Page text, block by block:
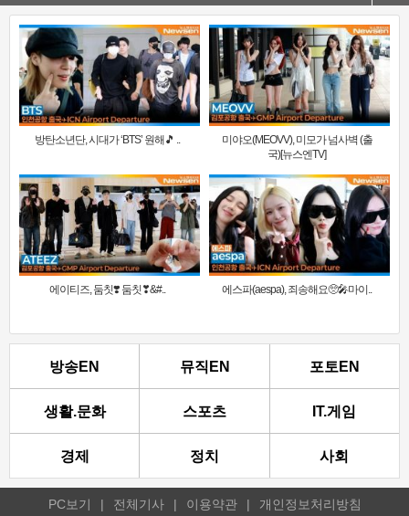
방탄소년단, 시대가 ‘BTS’ 원해🎵 ..
미야오(MEOVV), 미모가 넘사벽 (출
국)[뉴스엔TV]
에이티즈, 둠칫❣️ 둠칫❣&#.. 에스파(aespa), 죄송해요🥺🎤마이..
방송EN 뮤직EN 포토EN
생활.문화 스포츠 IT.게임
경제 정치 사회
PC보기 | 전체기사 | 이용약관 | 개인정보처리방침